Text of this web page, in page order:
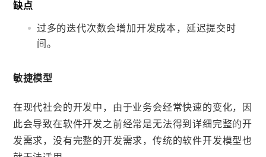
缺点
过多的迭代次数会增加开发成本，延迟提交时
间。
敏捷模型
在现代社会的开发中，由于业务会经常快速的变化，因
此会导致在软件开发之前经常是无法得到详细完整的开
发需求，没有完整的开发需求，传统的软件开发模型也